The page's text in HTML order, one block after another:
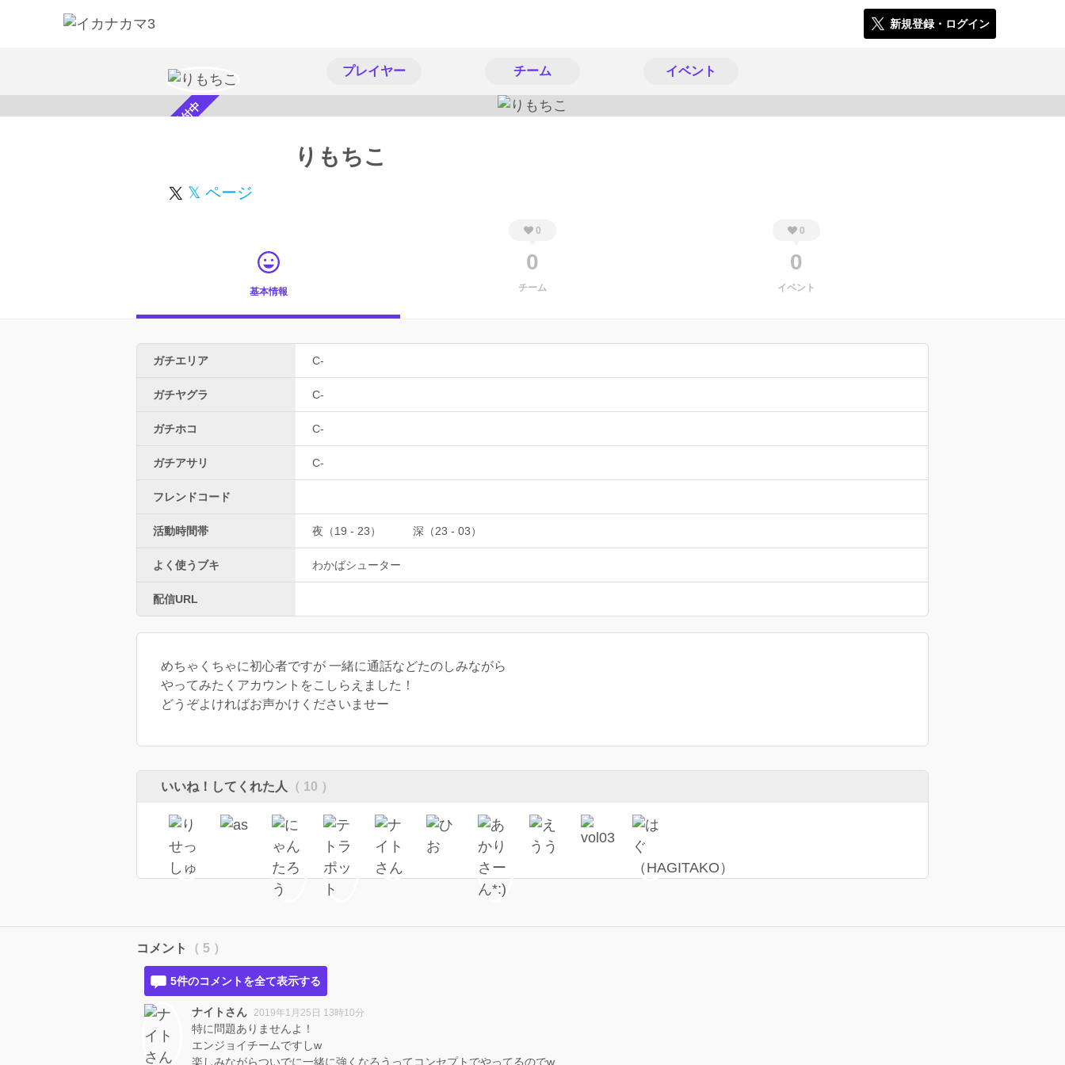
新規登録・ログイン
プレイヤー チーム イベント
スカウト受付中 りもちこ
𝕏 ページ
基本情報
0
0
チーム
0
0
イベント
ガチエリア C-
ガチヤグラ C-
ガチホコ C-
ガチアサリ C-
フレンドコード
活動時間帯 夜（19 - 23） 深（23 - 03）
よく使うブキ わかばシューター
配信URL
めちゃくちゃに初心者ですが 一緒に通話などたのしみながら
やってみたくアカウントをこしらえました！
どうぞよければお声かけくださいませー
いいね！してくれた人 （ 10 ）
コメント （ 5 ）
5件のコメントを全て表示する
ナイトさん 2019年1月25日 13時10分
特に問題ありませんよ！
エンジョイチームですしw
楽しみながらついでに一緒に強くなろうってコンセプトでやってるのでw